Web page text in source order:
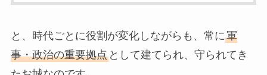
と、時代ごとに役割が変化しながらも、常に軍
事・政治の重要拠点として建てられ、守られてき